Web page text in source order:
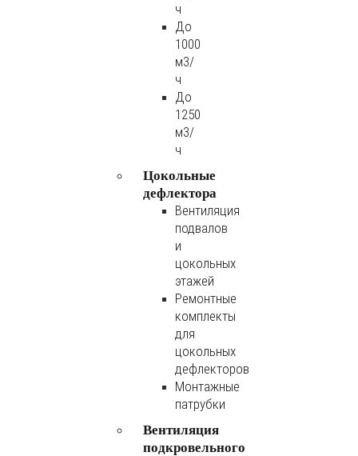
ч
До
1000
м3/
ч
До
1250
м3/
ч
Цокольные
дефлектора
Вентиляция
подвалов
и
цокольных
этажей
Ремонтные
комплекты
для
цокольных
дефлекторов
Монтажные
патрубки
Вентиляция
подкровельного